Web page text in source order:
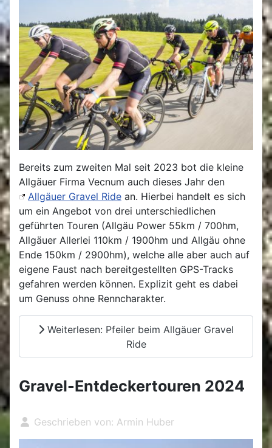
Bereits zum zweiten Mal seit 2023 bot die kleine
Allgäuer Firma Vecnum auch dieses Jahr den
Allgäuer Gravel Ride an. Hierbei handelt es sich
um ein Angebot von drei unterschiedlichen
geführten Touren (Allgäu Power 55km / 700hm,
Allgäuer Allerlei 110km / 1900hm und Allgäu ohne
Ende 150km / 2900hm), welche alle aber auch auf
eigene Faust nach bereitgestellten GPS-Tracks
gefahren werden können. Explizit geht es dabei
um Genuss ohne Renncharakter.
Weiterlesen: Pfeiler beim Allgäuer Gravel
Ride
Gravel-Entdeckertouren 2024
Geschrieben von: Armin Huber